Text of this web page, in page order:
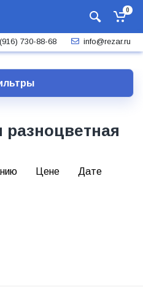
0
730-88-68 info@rezar.ru
разноцветная
Цене
Дате